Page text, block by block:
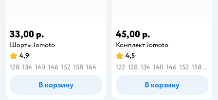
33,00 р.
Шорты Jomoto
4,9
128 134 140 146 152 158 164
В корзину
45,00 р.
Комплект Jomoto
4,5
122 128 134 140 146 152 158 164
В корзину